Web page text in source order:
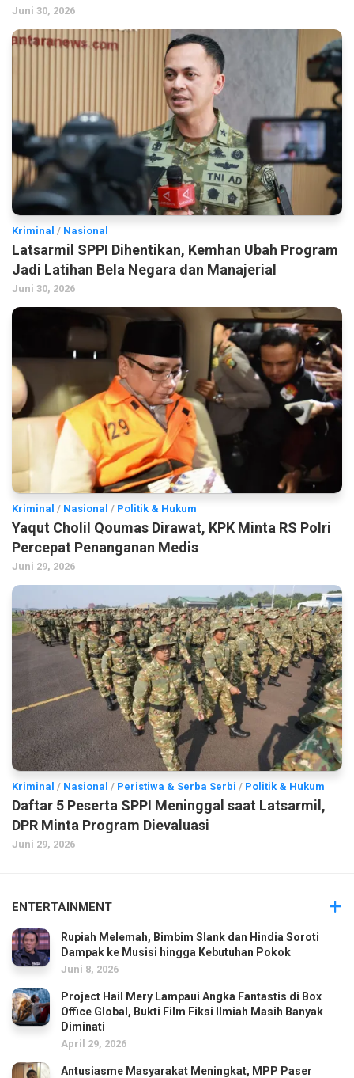
Juni 30, 2026
Kriminal / Nasional
Latsarmil SPPI Dihentikan, Kemhan Ubah Program
Jadi Latihan Bela Negara dan Manajerial
Juni 30, 2026
Kriminal / Nasional / Politik & Hukum
Yaqut Cholil Qoumas Dirawat, KPK Minta RS Polri
Percepat Penanganan Medis
Juni 29, 2026
Kriminal / Nasional / Peristiwa & Serba Serbi / Politik & Hukum
Daftar 5 Peserta SPPI Meninggal saat Latsarmil,
DPR Minta Program Dievaluasi
Juni 29, 2026
ENTERTAINMENT
Rupiah Melemah, Bimbim Slank dan Hindia Soroti
Dampak ke Musisi hingga Kebutuhan Pokok
Juni 8, 2026
Project Hail Mery Lampaui Angka Fantastis di Box
Office Global, Bukti Film Fiksi Ilmiah Masih Banyak
Diminati
April 29, 2026
Antusiasme Masyarakat Meningkat, MPP Paser